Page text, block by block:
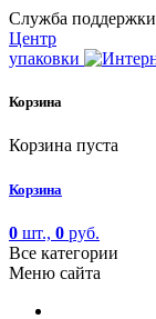
Cлужба поддержки
Центр
упаковки
Корзина
Корзина пуста
Корзина
0 шт., 0 руб.
Все категории
Меню сайта